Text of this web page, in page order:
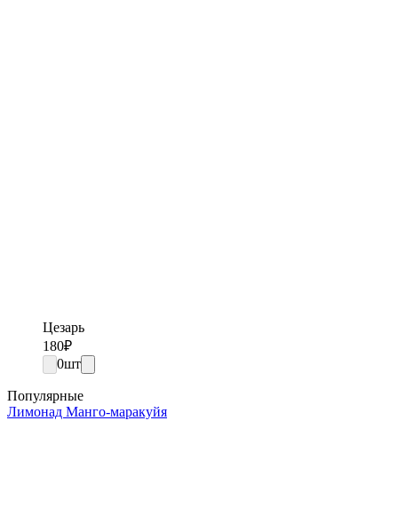
Цезарь
180₽
0шт
Популярные
Лимонад Манго-маракуйя